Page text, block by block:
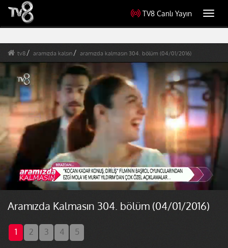
TV8 Canlı Yayın
tv8 aramızda kalsın aramızda kalmasın 304. bölüm (04/01/2016)
Aramızda Kalmasın 304. bölüm (04/01/2016)
1 2 3 4 5